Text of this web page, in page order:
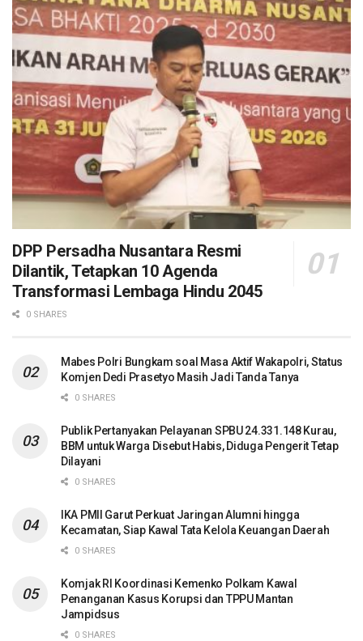
DPP Persadha Nusantara Resmi
Dilantik, Tetapkan 10 Agenda
Transformasi Lembaga Hindu 2045
0 SHARES
Mabes Polri Bungkam soal Masa Aktif Wakapolri, Status
Komjen Dedi Prasetyo Masih Jadi Tanda Tanya
0 SHARES
Publik Pertanyakan Pelayanan SPBU 24.331.148 Kurau,
BBM untuk Warga Disebut Habis, Diduga Pengerit Tetap
Dilayani
0 SHARES
IKA PMII Garut Perkuat Jaringan Alumni hingga
Kecamatan, Siap Kawal Tata Kelola Keuangan Daerah
0 SHARES
Komjak RI Koordinasi Kemenko Polkam Kawal
Penanganan Kasus Korupsi dan TPPU Mantan
Jampidsus
0 SHARES